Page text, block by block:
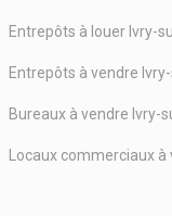
Entrepôts à louer Ivry-
Entrepôts à vendre
Bureaux à vendre Ivry-
Locaux commerciaux